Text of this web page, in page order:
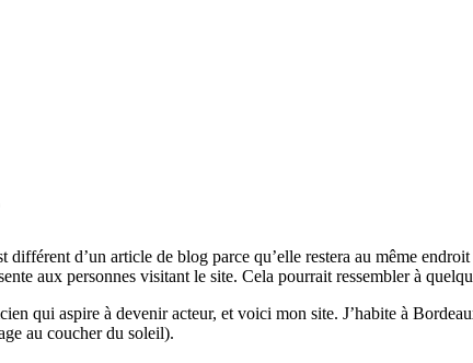
différent d’un article de blog parce qu’elle restera au même
aux personnes visitant le site. Cela pourrait ressembler à
qui aspire à devenir acteur, et voici mon site. J’habite à
au coucher du soleil).